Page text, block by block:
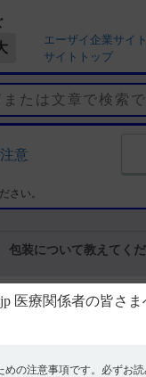
エーザイ企業サイト
サイトトップ
意
さい。
の注意事項です。 必ずお読
包装について教えてくだ